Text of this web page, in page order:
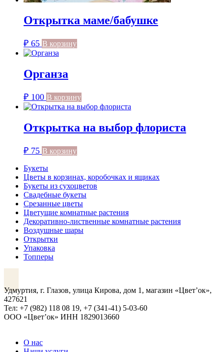
Открытка маме/бабушке
₽ 65 В корзину
Органза
₽ 100 В корзину
Открытка на выбор флориста
₽ 75 В корзину
Букеты
Цветы в корзинах, коробочках и ящиках
Букеты из сухоцветов
Свадебные букеты
Срезанные цветы
Цветущие комнатные растения
Декоративно-лиственные комнатные растения
Воздушные шары
Открытки
Упаковка
Топперы
Удмуртия, г. Глазов, улица Кирова, дом 1, магазин «Цвет’ок»,
427621
Тел: +7 (982) 118 08 19, +7 (341-41) 5-03-60
ООО «Цвет’ок» ИНН 1829013660
О нас